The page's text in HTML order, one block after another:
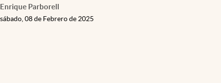
Enrique Parborell
sábado, 08 de Febrero de 2025